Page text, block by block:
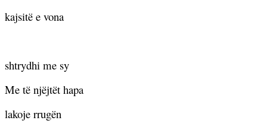
kajsitë e vona
shtrydhi me sy
Me të njëjtët hapa
lakoje rrugën